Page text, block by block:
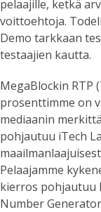
pelaajille, ketkä
voittoehtoja.
Demo tarkkaan
testaajien kautta.
MegaBlockin RTP
prosenttimme on
mediaanin
pohjautuu iTech
Pelaajamme
kierros pohjautuu
Number